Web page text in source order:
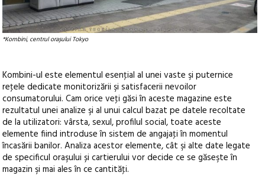
*Kombini, centrul orașului Tokyo
Kombini-ul este elementul esenţial al unei vaste şi puternice
reţele dedicate monitorizării şi satisfacerii nevoilor
consumatorului. Cam orice veţi găsi în aceste magazine este
rezultatul unei analize şi al unui calcul bazat pe datele recoltate
de la utilizatori: vârsta, sexul, profilul social, toate aceste
elemente fiind introduse în sistem de angajaţi în momentul
încasării banilor. Analiza acestor elemente, cât şi alte date legate
de specificul oraşului și cartierului vor decide ce se găseşte în
magazin şi mai ales în ce cantităţi.